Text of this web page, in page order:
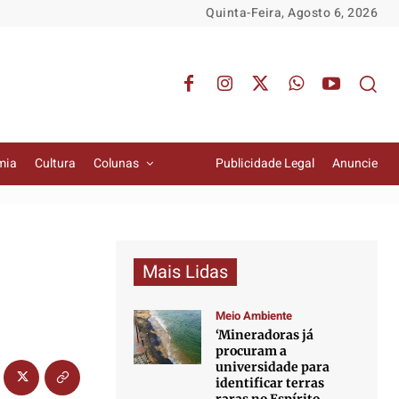
Quinta-Feira, Agosto 6, 2026
Cultura Colunas Publicidade Legal Anuncie
Mais Lidas
Meio Ambiente
‘Mineradoras já
procuram a
universidade para
identificar terras